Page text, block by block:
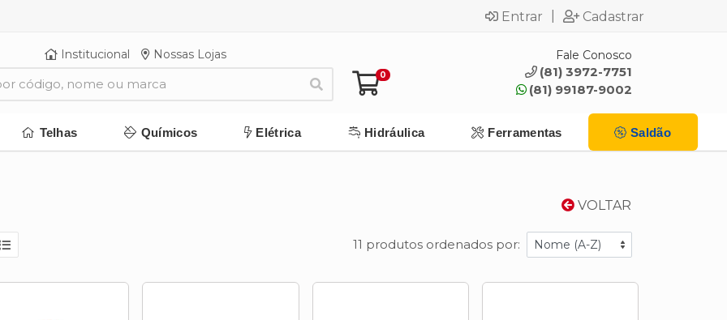
Entrar Cadastrar
Institucional Nossas Lojas
0
Fale Conosco
(81) 3972-7751
(81) 99187-9002
Telhas Químicos Elétrica Hidráulica Ferramentas Saldão
VOLTAR
11 produtos ordenados por: